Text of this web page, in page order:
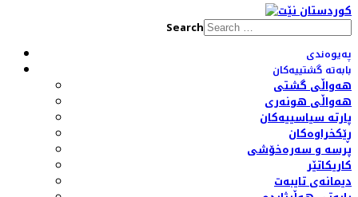
Search
پەیوەندی
بابەتە گشتییەکان
هەواڵی گشتی
هەواڵی هونەری
پارتە سیاسییەکان
ڕێکخراوەکان
پرسە و سەرەخۆشی
کاریکاتێر
دیمانەی تایبەت